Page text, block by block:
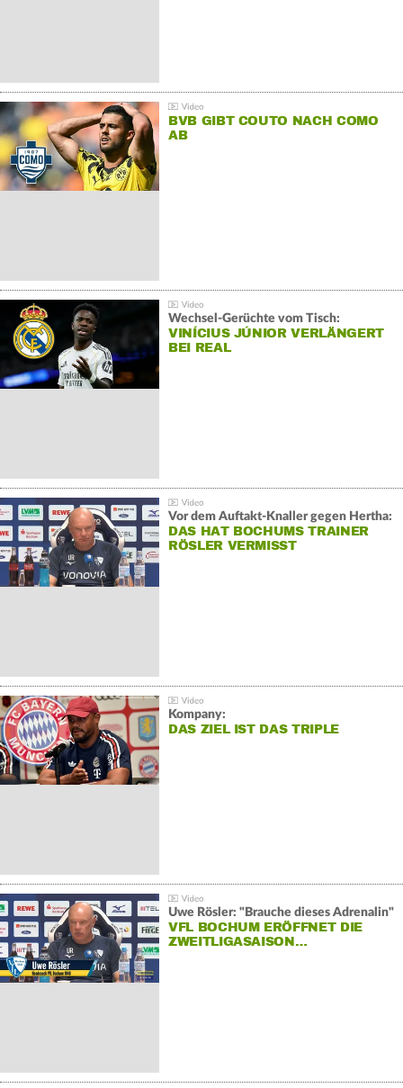
BVB GIBT COUTO NACH COMO
AB
Wechsel-Gerüchte vom Tisch:
VINÍCIUS JÚNIOR VERLÄNGERT
BEI REAL
Vor dem Auftakt-Knaller gegen Hertha:
DAS HAT BOCHUMS TRAINER
RÖSLER VERMISST
Kompany:
DAS ZIEL IST DAS TRIPLE
Uwe Rösler: "Brauche dieses Adrenalin"
VFL BOCHUM ERÖFFNET DIE
ZWEITLIGASAISON…